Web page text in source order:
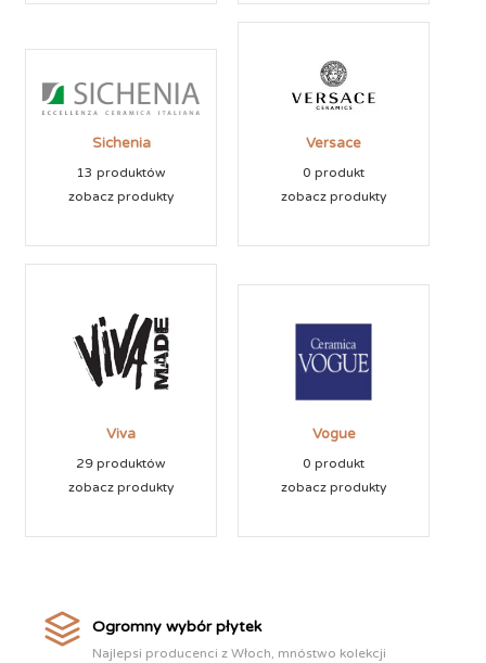
Sichenia
13 produktów
zobacz produkty
Versace
0 produkt
zobacz produkty
Viva
29 produktów
zobacz produkty
Vogue
0 produkt
zobacz produkty
Ogromny wybór płytek
Najlepsi producenci z Włoch, mnóstwo kolekcji